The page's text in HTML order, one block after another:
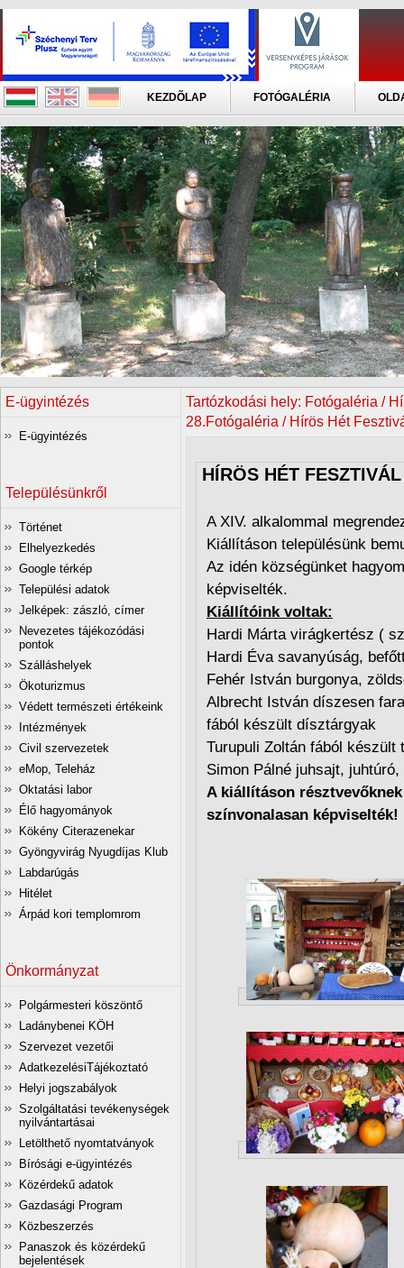
KEZDÕLAP FOTÓGALÉRIA
E-ügyintézés
E-ügyintézés
Településünkről
Történet
Elhelyezkedés
Google térkép
Települési adatok
Jelképek: zászló, címer
Nevezetes tájékozódási
pontok
Szálláshelyek
Ökoturizmus
Védett természeti értékeink
Intézmények
Civil szervezetek
eMop, Teleház
Oktatási labor
Élő hagyományok
Kökény Citerazenekar
Gyöngyvirág Nyugdíjas Klub
Labdarúgás
Hitélet
Árpád kori templomrom
Önkormányzat
Polgármesteri köszöntő
Ladánybenei KÖH
Szervezet vezetői
AdatkezelésiTájékoztató
Helyi jogszabályok
Szolgáltatási tevékenységek
nyilvántartásai
Letölthető nyomtatványok
Bírósági e-ügyintézés
Közérdekű adatok
Gazdasági Program
Közbeszerzés
Panaszok és közérdekű
bejelentések
Tartózkodási hely: Fotógaléria /
28.Fotógaléria / Hírös Hét
HÍRÖS HÉT
A XIV. alkalommal
Kiállításon településünk
Az idén községünket
képviselték.
Kiállítóink voltak:
Hardi Márta virágkertész (
Hardi Éva savanyúság,
Fehér István burgonya,
Albrecht István díszesen
fából készült dísztárgyak
Turupuli Zoltán fából készült
Simon Pálné juhsajt,
A kiállításon
színvonalasan képviselték!